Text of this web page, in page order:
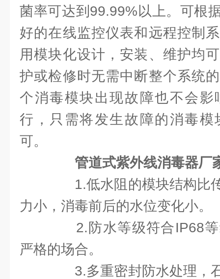
菌率可达到99.99%以上。可根
好的在线监控仪表和远程控制
用模块化设计，安装、维护均
护或检修时无需中断整个系统
个消毒模块出现故障也不会影
行，只需将发生故障的消毒模
可。
管道式紫外线消毒器厂
1.低水阻的模块结构比
力小，消毒前后的水位变化小。
2.防水等级符合IP68等
严格的场合。
3.多重密封防水处理，